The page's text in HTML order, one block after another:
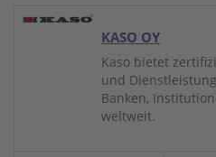
Versicherungssummen
KASO OY
Kaso bietet
und
Banken,
weltweit.